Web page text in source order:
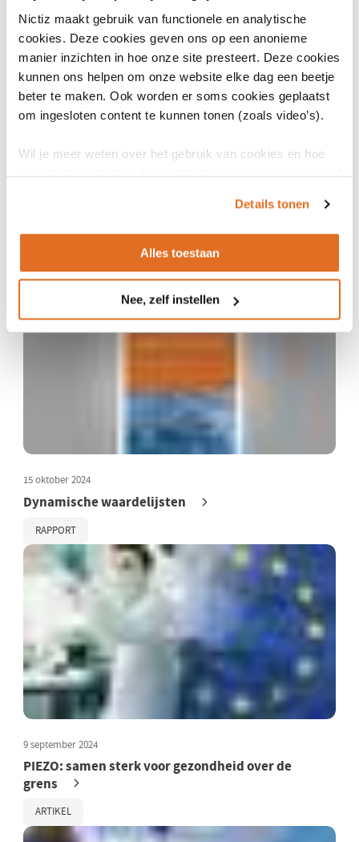
Nictiz maakt gebruik van functionele en analytische
cookies. Deze cookies geven ons op een anonieme
manier inzichten in hoe onze site presteert. Deze cookies
kunnen ons helpen om onze website elke dag een beetje
beter te maken. Ook worden er soms cookies geplaatst
om ingesloten content te kunnen tonen (zoals video’s).
Wil je meer weten over het gebruik van cookies en hoe
Details tonen
Alles toestaan
Nee, zelf instellen
aan tafel
15 oktober 2024
Dynamische waardelijsten
RAPPORT
9 september 2024
PIEZO: samen sterk voor gezondheid over de
grens
ARTIKEL